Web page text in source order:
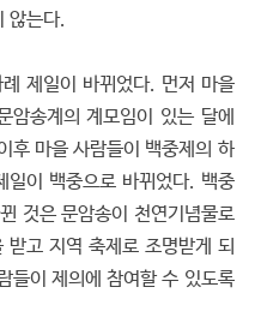
않는다.
제일이 바뀌었다. 먼저 마을
송계의 계모임이 있는 달에
후 마을 사람들이 백중제의 하
일이 백중으로 바뀌었다. 백중
것은 문암송이 천연기념물로
고 지역 축제로 조명받게 되
들이 제의에 참여할 수 있도록